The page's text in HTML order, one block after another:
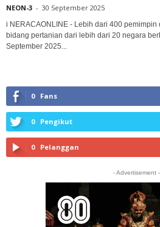
NEON-3 - 30 September 2025
i NERACAONLINE - Lebih dari 400
bidang pertanian dari lebih dari 20 negara
September 2025...
0 Fans
0 Pengikut
0 Pelanggan
- Advertisement -